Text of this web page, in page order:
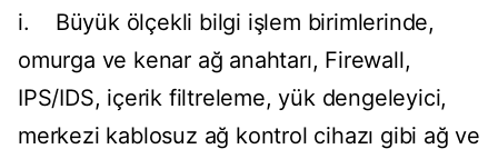
i. Büyük ölçekli bilgi işlem birimlerinde,
omurga ve kenar ağ anahtarı, Firewall,
IPS/IDS, içerik filtreleme, yük dengeleyici,
merkezi kablosuz ağ kontrol cihazı gibi ağ ve